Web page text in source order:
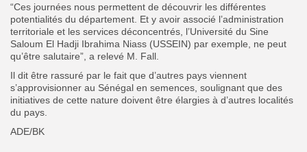
“Ces journées nous permettent de découvrir les différentes
potentialités du département. Et y avoir associé l’administration
territoriale et les services déconcentrés, l’Université du Sine
Saloum El Hadji Ibrahima Niass (USSEIN) par exemple, ne peut
qu’être salutaire”, a relevé M. Fall.
Il dit être rassuré par le fait que d’autres pays viennent
s’approvisionner au Sénégal en semences, soulignant que des
initiatives de cette nature doivent être élargies à d’autres localités
du pays.
ADE/BK